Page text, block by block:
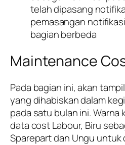
telah dipasang
pemasangan
bagian berbeda
Maintenance
Pada bagian ini, akan
yang dihabiskan dalam
pada satu bulan ini. Warna
data cost Labour, Biru
Sparepart dan Ungu untuk